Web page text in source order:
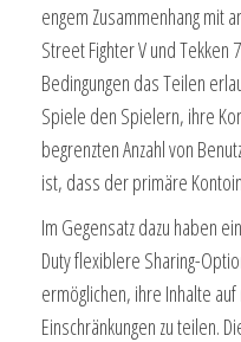
engem Zusammenhang mit
Street Fighter V und
Bedingungen das Teilen
Spiele den Spielern, ihre
begrenzten Anzahl von
ist, dass der primäre
Im Gegensatz dazu haben
Duty flexiblere Sharing-
ermöglichen, ihre Inhalte
Einschränkungen zu teilen.